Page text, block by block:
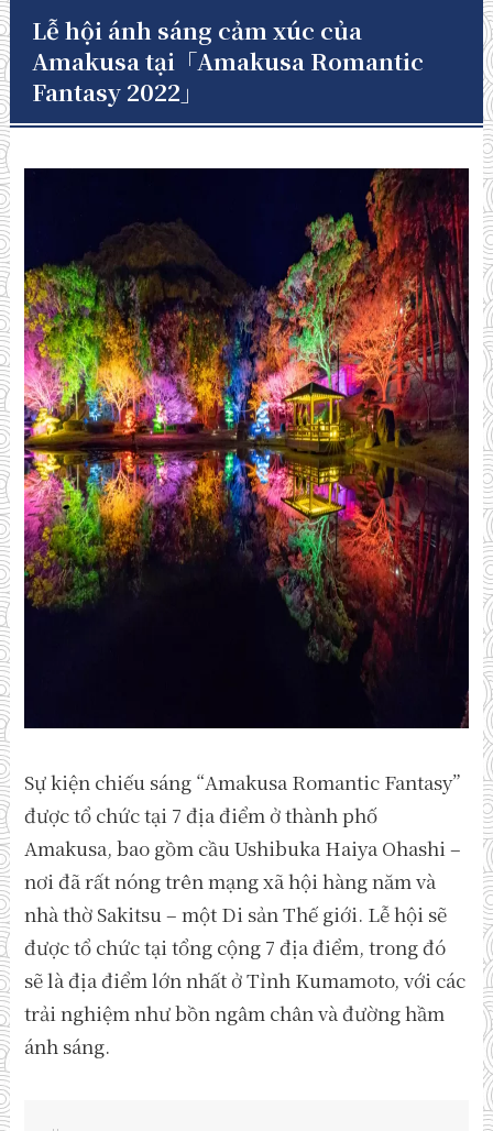
Lễ hội ánh sáng cảm xúc của
Amakusa tại「Amakusa Romantic
Fantasy 2022」
Sự kiện chiếu sáng “Amakusa Romantic Fantasy”
được tổ chức tại 7 địa điểm ở thành phố
Amakusa, bao gồm cầu Ushibuka Haiya Ohashi –
nơi đã rất nóng trên mạng xã hội hàng năm và
nhà thờ Sakitsu – một Di sản Thế giới. Lễ hội sẽ
được tổ chức tại tổng cộng 7 địa điểm, trong đó
sẽ là địa điểm lớn nhất ở Tỉnh Kumamoto, với các
trải nghiệm như bồn ngâm chân và đường hầm
ánh sáng.